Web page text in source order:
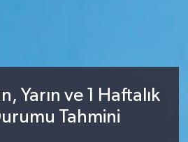
Yarın ve 1 Haftalık
Tahmini